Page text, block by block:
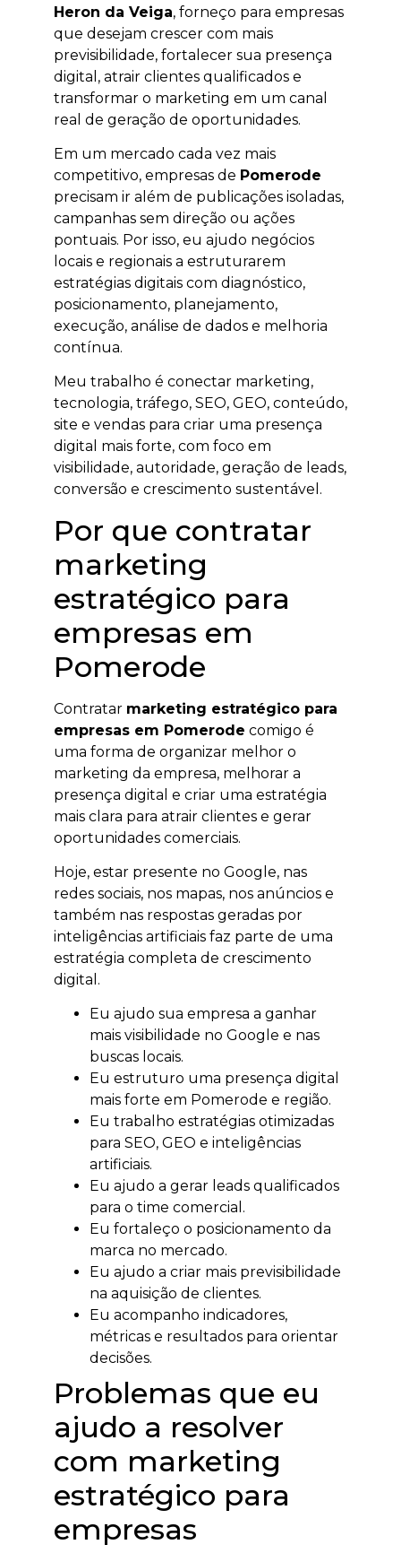
Heron da Veiga, forneço para empresas
que desejam crescer com mais
previsibilidade, fortalecer sua presença
digital, atrair clientes qualificados e
transformar o marketing em um canal
real de geração de oportunidades.
Em um mercado cada vez mais
competitivo, empresas de Pomerode
precisam ir além de publicações isoladas,
campanhas sem direção ou ações
pontuais. Por isso, eu ajudo negócios
locais e regionais a estruturarem
estratégias digitais com diagnóstico,
posicionamento, planejamento,
execução, análise de dados e melhoria
contínua.
Meu trabalho é conectar marketing,
tecnologia, tráfego, SEO, GEO, conteúdo,
site e vendas para criar uma presença
digital mais forte, com foco em
visibilidade, autoridade, geração de leads,
conversão e crescimento sustentável.
Por que contratar
marketing
estratégico para
empresas em
Pomerode
Contratar marketing estratégico para
empresas em Pomerode comigo é
uma forma de organizar melhor o
marketing da empresa, melhorar a
presença digital e criar uma estratégia
mais clara para atrair clientes e gerar
oportunidades comerciais.
Hoje, estar presente no Google, nas
redes sociais, nos mapas, nos anúncios e
também nas respostas geradas por
inteligências artificiais faz parte de uma
estratégia completa de crescimento
digital.
Eu ajudo sua empresa a ganhar
mais visibilidade no Google e nas
buscas locais.
Eu estruturo uma presença digital
mais forte em Pomerode e região.
Eu trabalho estratégias otimizadas
para SEO, GEO e inteligências
artificiais.
Eu ajudo a gerar leads qualificados
para o time comercial.
Eu fortaleço o posicionamento da
marca no mercado.
Eu ajudo a criar mais previsibilidade
na aquisição de clientes.
Eu acompanho indicadores,
métricas e resultados para orientar
decisões.
Problemas que eu
ajudo a resolver
com marketing
estratégico para
empresas